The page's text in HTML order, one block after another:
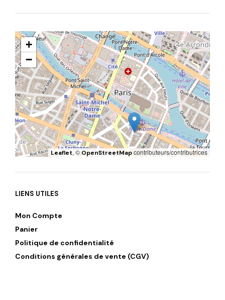
+
−
Leaflet, ©OpenStreetMapcontributeurs/contributrices
LIENS UTILES
Mon Compte
Panier
Politique de confidentialité
Conditions générales de vente (CGV)